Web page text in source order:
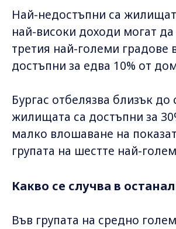
Най-недостъпни са
най-високи доходи могат
третия най-големи
достъпни за едва 10% от
Бургас отбелязва близък до
жилищата са достъпни за
малко влошаване на
групата на шестте най-
Какво се случва в
Във групата на средно